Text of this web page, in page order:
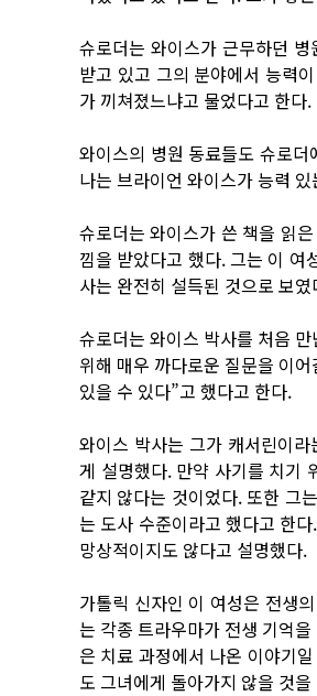
슈로더는 와이스가 근무하던
받고 있고 그의 분야에서 능력
가 끼쳐졌느냐고 물었다고 한
와이스의 병원 동료들도 슈로
나는 브라이언 와이스가 능력
슈로더는 와이스가 쓴 책을 읽
낌을 받았다고 했다. 그는 이 여
사는 완전히 설득된 것으로 보
슈로더는 와이스 박사를 처음
위해 매우 까다로운 질문을 이
있을 수 있다”고 했다고 한다.
와이스 박사는 그가 캐서린이
게 설명했다. 만약 사기를 치기
같지 않다는 것이었다. 또한 그
는 도사 수준이라고 했다고 한
망상적이지도 않다고 설명했다.
가톨릭 신자인 이 여성은 전생
는 각종 트라우마가 전생 기억
은 치료 과정에서 나온 이야기
도 그녀에게 돌아가지 않을 것